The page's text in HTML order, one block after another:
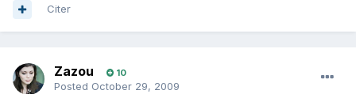
Citer
Zazou 10
Posted October 29, 2009